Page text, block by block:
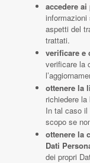
accedere
aspetti del
trattati.
verificare e
verificare la
ottenere la
richiedere
In tal caso il
scopo se
ottenere la
Dati
dei propri